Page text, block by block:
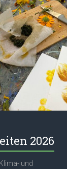
2026
und